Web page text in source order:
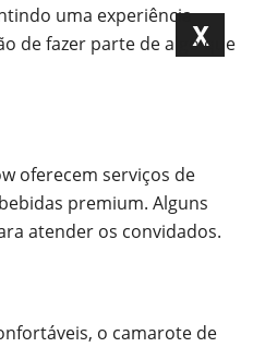
X
uma experiência
de fazer parte de algo que
oferecem serviços de
premium. Alguns
atender os convidados.
o camarote de